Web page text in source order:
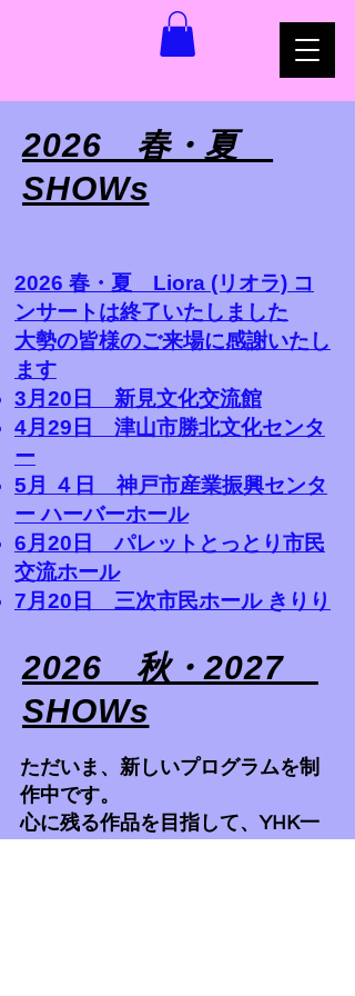
2026 春・夏
SHOWs
2026 春・夏 Liora (リオラ) コ
ンサートは終了いたしました
大勢の皆様のご来場に感謝いたし
ます
3月20日 新見文化交流館
4月29日 津山市勝北文化センタ
ー
5月 ４日 神戸市産業振興センタ
ー ハーバーホール
6月20日 パレットとっとり市民
交流ホール
7月20日 三次市民ホール きりり
2026 秋・2027
SHOWs
ただいま、新しいプログラムを制
作中です。
心に残る作品を目指して、YHK一